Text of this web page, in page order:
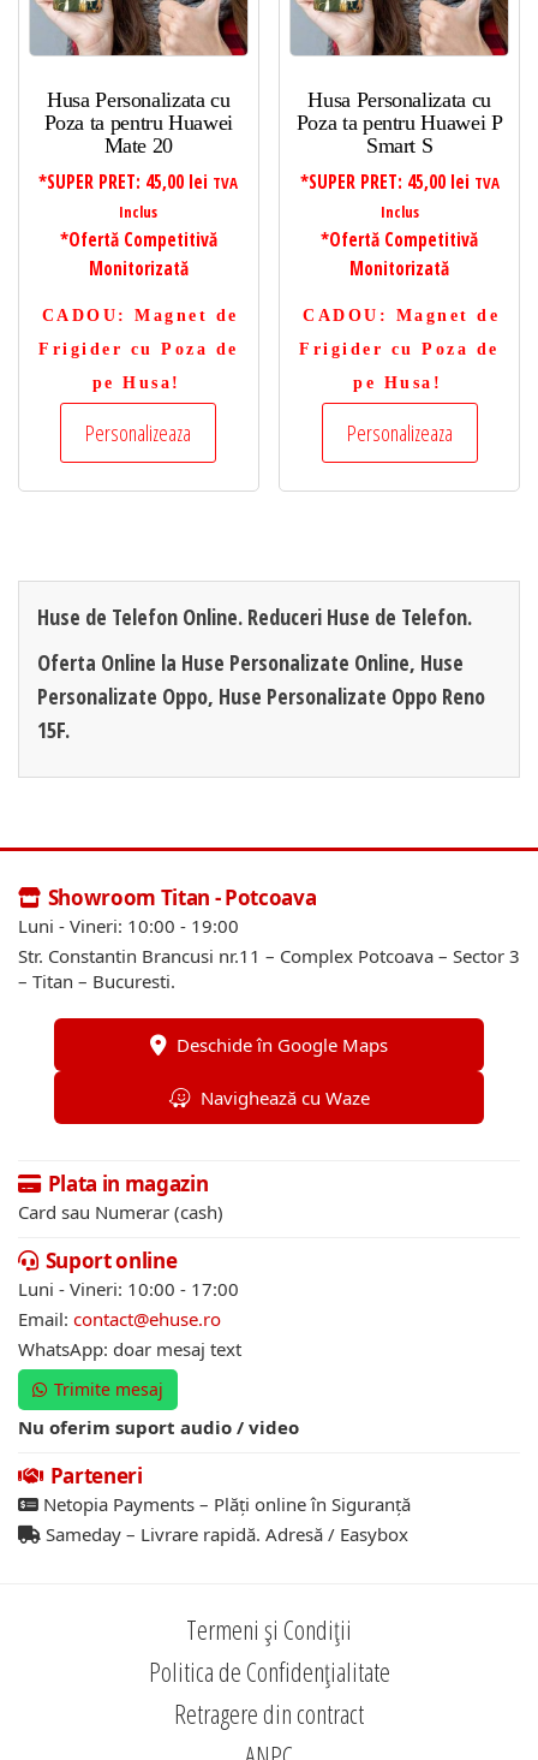
Husa Personalizata cu
Poza ta pentru Huawei
Mate 20
*SUPER PRET: 45,00 lei TVA
Inclus
*Ofertă Competitivă
Monitorizată
CADOU : Magnet de
Frigider cu Poza de
pe Husa!
Personalizeaza
Husa Personalizata cu
Poza ta pentru Huawei P
Smart S
*SUPER PRET: 45,00 lei TVA
Inclus
*Ofertă Competitivă
Monitorizată
CADOU : Magnet de
Frigider cu Poza de
pe Husa!
Personalizeaza
Huse de Telefon Online. Reduceri Huse de Telefon.
Oferta Online la Huse Personalizate Online, Huse
Personalizate Oppo, Huse Personalizate Oppo Reno
15F.
Showroom Titan - Potcoava
Luni - Vineri: 10:00 - 19:00
Str. Constantin Brancusi nr.11 – Complex Potcoava – Sector 3
– Titan – Bucuresti.
Deschide în Google Maps
Navighează cu Waze
Plata in magazin
Card sau Numerar (cash)
Suport online
Luni - Vineri: 10:00 - 17:00
Email: contact@ehuse.ro
WhatsApp: doar mesaj text
Trimite mesaj
Nu oferim suport audio / video
Parteneri
Netopia Payments – Plăți online în Siguranță
Sameday – Livrare rapidă. Adresă / Easybox
Termeni și Condiții
Politica de Confidențialitate
Retragere din contract